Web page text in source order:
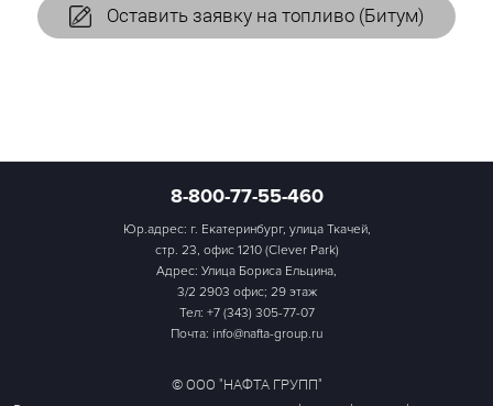
Оставить заявку на топливо (Битум)
8-800-77-55-460
Юр.адрес: г. Екатеринбург, улица Ткачей,
стр. 23, офис 1210 (Clever Park)
Адрес: Улица Бориса Ельцина,
3/2 2903 офис; 29 этаж
Тел: +7 (343) 305-77-07
Почта: info@nafta-group.ru
© ООО "НАФТА ГРУПП"